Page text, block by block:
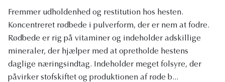
Fremmer udholdenhed og restitution hos hesten.
Koncentreret rødbede i pulverform, der er nem at fodre.
Rødbede er rig på vitaminer og indeholder adskillige
mineraler, der hjælper med at opretholde hestens
daglige næringsindtag. Indeholder meget folsyre, der
påvirker stofskiftet og produktionen af ​​røde b...